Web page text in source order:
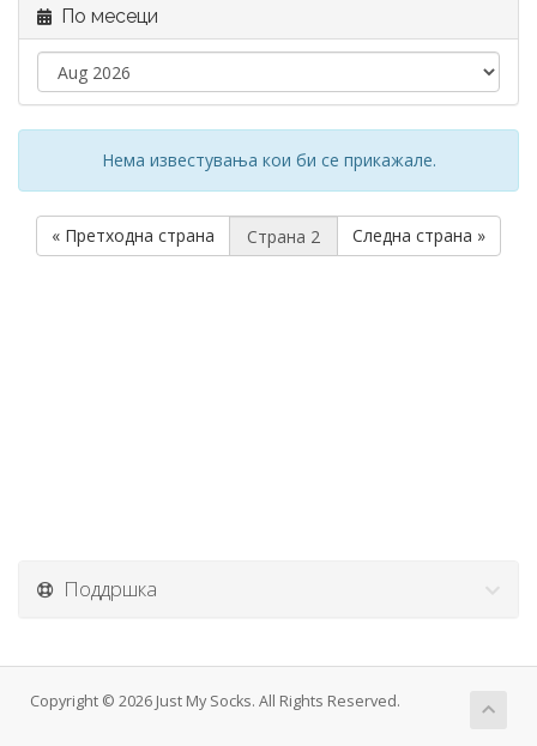
По месеци
Нема известувања кои би се прикажале.
« Претходна страна Следна страна »
Поддршка
Copyright © 2026 Just My Socks. All Rights Reserved.